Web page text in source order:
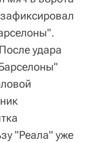
удара
"Реала" уже